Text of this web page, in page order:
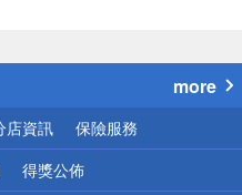
more
店資訊 保險服務
得獎公佈